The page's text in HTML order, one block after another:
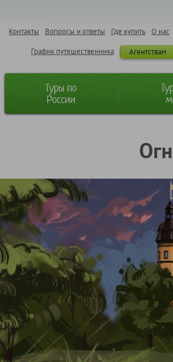
О нас
Где купить
Вопросы и ответы
Контакты
Агентствам
График путешественника
Туры по
России